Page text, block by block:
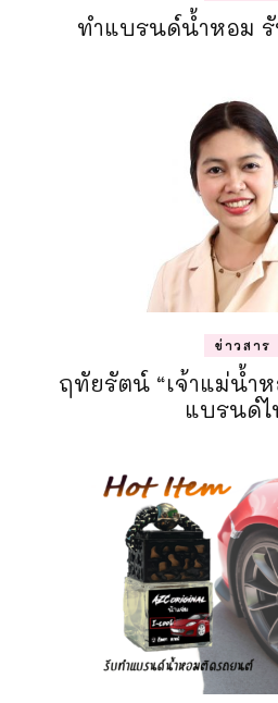
ทำแบรนด์น้ำหอม
ข่าวสาร
ฤทัยรัตน์ “เจ้าแม่น้ำ
แบรนด์ไ